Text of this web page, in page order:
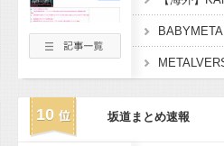
10 坂道まとめ速報